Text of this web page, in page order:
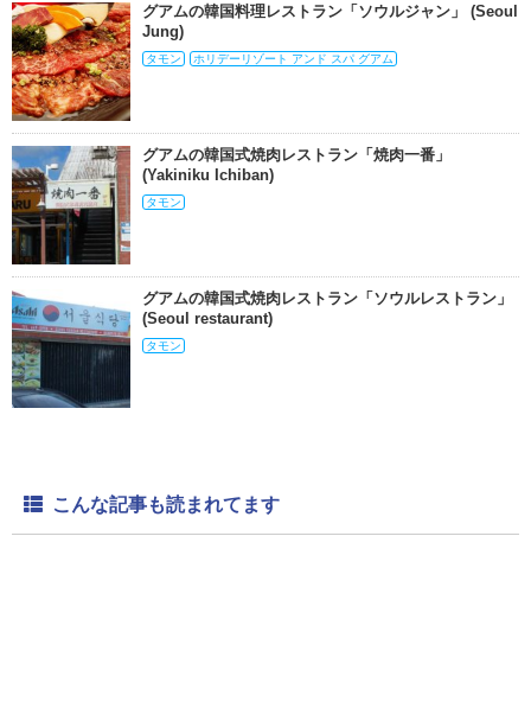
グアムの韓国料理レストラン「ソウルジャン」 (Seoul
Jung)
タモン ホリデーリゾート アンド スパ グアム
グアムの韓国式焼肉レストラン「焼肉一番」
(Yakiniku Ichiban)
タモン
グアムの韓国式焼肉レストラン「ソウルレストラン」
(Seoul restaurant)
タモン
こんな記事も読まれてます